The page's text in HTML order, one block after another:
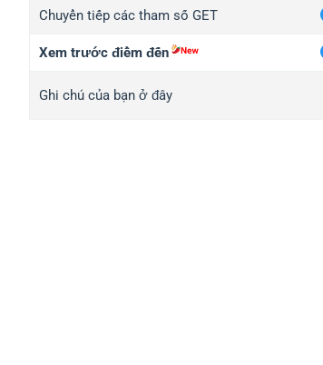
Chuyển tiếp các tham số GET
Xem trước điểm đến
Ghi chú của bạn ở đây